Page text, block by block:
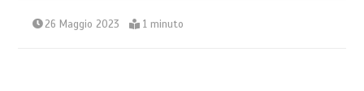
26 Maggio 2023 1 minuto